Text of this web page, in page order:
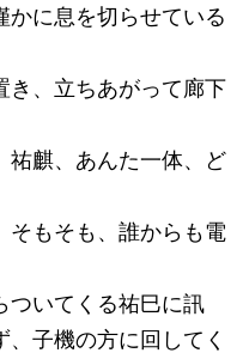
に息を切らせている
、立ちあがって廊下
祐麒、あんた一体、ど
そもそも、誰からも電
いてくる祐巳に訊
子機の方に回してく